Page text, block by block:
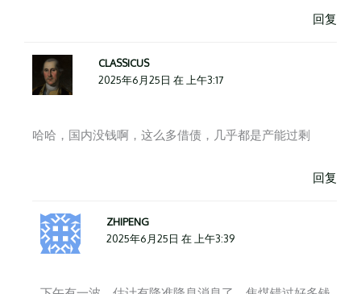
回复
CLASSICUS
2025年6月25日 在 上午3:17
哈哈，国内没钱啊，这么多借债，几乎都是产能过剩
回复
ZHIPENG
2025年6月25日 在 上午3:39